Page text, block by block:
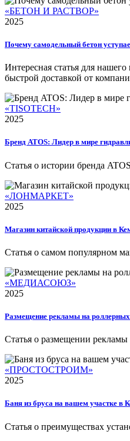
«БЕТОН И РАСТВОР»
2025
Почему самодельный бетон
Интересная статья для
быстрой доставкой от
«TISOTECH»
2025
Бренд ATOS: Лидер в мире
Статья о истории бренда
«ЛОНМАРКЕТ»
2025
Магазин китайской продукции в
Статья о самом популярном
«МЕДИАСОЮЗ»
2025
Размещение рекламы на
Статья о размещении рекламы
«ПРОСТОСТРОИМ»
2025
Баня из бруса на вашем участке в
Статья о преимуществах